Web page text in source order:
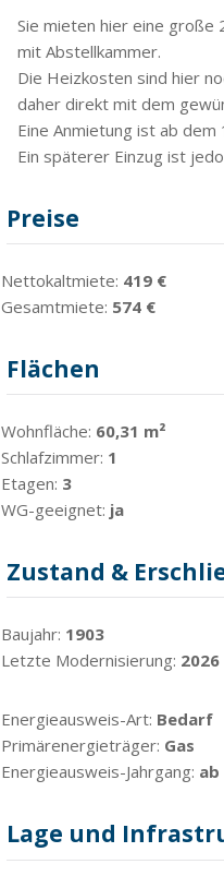
Sie mieten hier eine große
mit Abstellkammer.
Die Heizkosten sind hier
daher direkt mit dem
Eine Anmietung ist ab dem
Ein späterer Einzug ist
Preise
Nettokaltmiete: 419 €
Gesamtmiete: 574 €
Flächen
Wohnfläche: 60,31 m²
Schlafzimmer: 1
Etagen: 3
WG-geeignet: ja
Zustand &
Baujahr: 1903
Letzte Modernisierung: 2026
Energieausweis-Art: Bedarf
Primärenergieträger: Gas
Energieausweis-Jahrgang: ab
Lage und